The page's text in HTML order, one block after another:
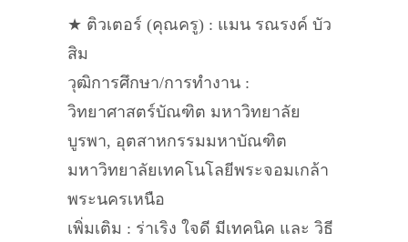
★ ติวเตอร์ (คุณครู) : แมน รณรงค์ บัว
สิม
วุฒิการศึกษา/การทำงาน :
วิทยาศาสตร์บัณฑิต มหาวิทยาลัย
บูรพา, อุตสาหกรรมมหาบัณฑิต
มหาวิทยาลัยเทคโนโลยีพระจอมเกล้า
พระนครเหนือ
เพิ่มเติม : ร่าเริง ใจดี มีเทคนิค และ วิธี